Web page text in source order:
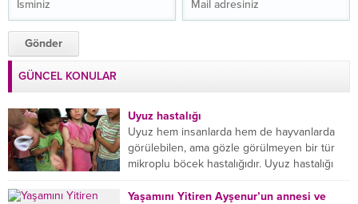
GÜNCEL KONULAR
Uyuz hastalığı
Uyuz hem insanlarda hem de hayvanlarda
görülebilen, ama gözle görülmeyen bir tür
mikroplu böcek hastalığıdır. Uyuz hastalığı
(Urticaria), deride veya...
Yaşamını Yitiren Ayşenur’un annesi ve